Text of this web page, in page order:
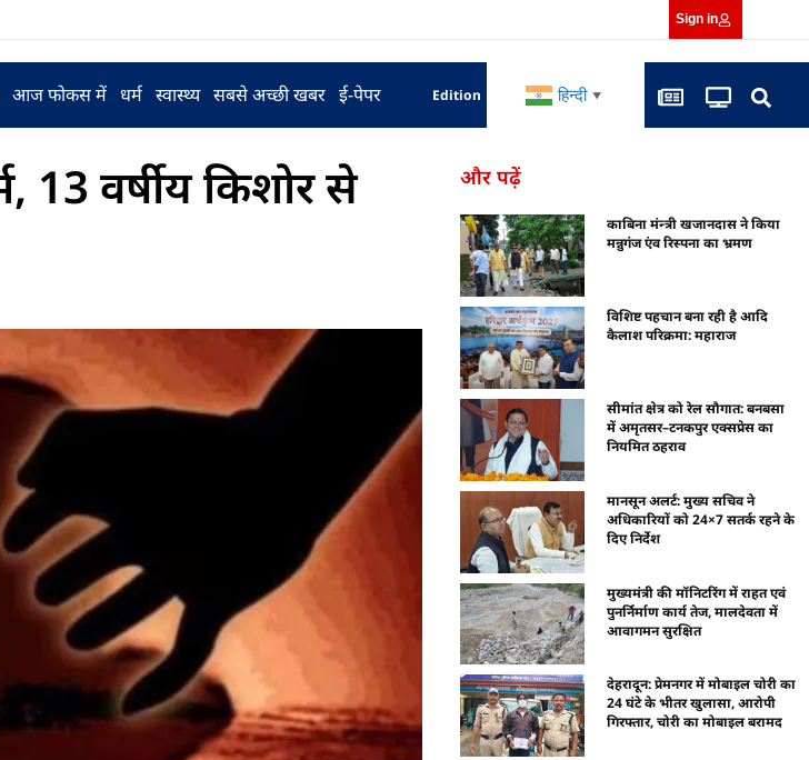
Sign in
आज फोकस में धर्म स्वास्थ्य सबसे अच्छी खबर ई-पेपर Edition हिन्दी ▼
13 वर्षीय किशोर से
और पढ़ें
काबिना मंन्त्री खजानदास ने किया
मन्नुगंज एंव रिस्पना का भ्रमण
विशिष्ट पहचान बना रही है आदि
कैलाश परिक्रमा: महाराज
सीमांत क्षेत्र को रेल सौगात: बनबसा
में अमृतसर–टनकपुर एक्सप्रेस का
नियमित ठहराव
मानसून अलर्ट: मुख्य सचिव ने
अधिकारियों को 24×7 सतर्क रहने के
दिए निर्देश
मुख्यमंत्री की मॉनिटरिंग में राहत एवं
पुनर्निर्माण कार्य तेज, मालदेवता में
आवागमन सुरक्षित
देहरादून: प्रेमनगर में मोबाइल चोरी का
24 घंटे के भीतर खुलासा, आरोपी
गिरफ्तार, चोरी का मोबाइल बरामद